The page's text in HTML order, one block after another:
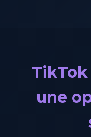
TikTok
une